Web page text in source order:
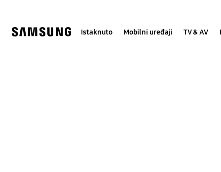
help
Istaknuto Mobilni uređaji TV & AV